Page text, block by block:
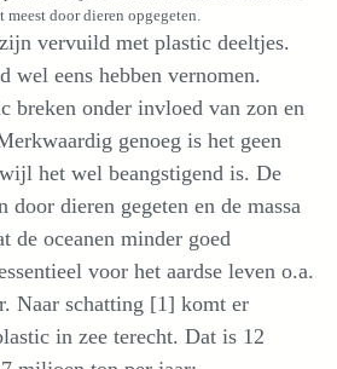
meest door dieren opgegeten.
vervuild met plastic deeltjes.
wel eens hebben vernomen.
breken onder invloed van zon en
genoeg is het geen
het wel beangstigend is. De
door dieren gegeten en de massa
de oceanen minder goed
voor het aardse leven o.a.
Naar schatting [1] komt er
in zee terecht. Dat is 12